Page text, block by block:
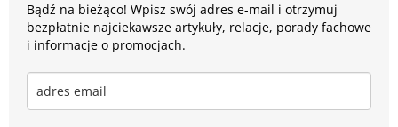
Bądź na bieżąco! Wpisz swój adres e-mail i otrzymuj
bezpłatnie najciekawsze artykuły, relacje, porady fachowe
i informacje o promocjach.